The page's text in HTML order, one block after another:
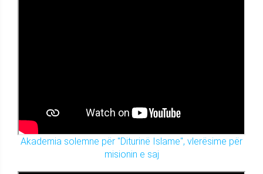
Akademia solemne për "Diturinë Islame", vlerësime për
misionin e saj